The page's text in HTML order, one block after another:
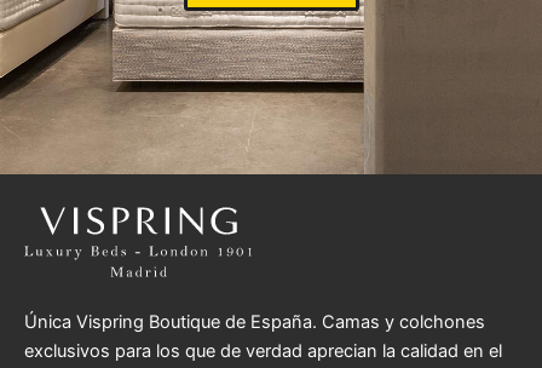
Única Vispring Boutique de España. Camas y colchones
exclusivos para los que de verdad aprecian la calidad en el